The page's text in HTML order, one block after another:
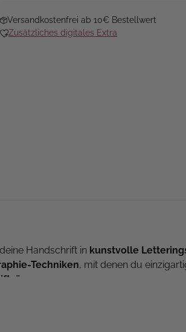
Versandkostenfrei ab 10€ Bestellwert
Zusätzliches digitales Extra
Handschrift in kunstvolle
Techniken, mit denen du